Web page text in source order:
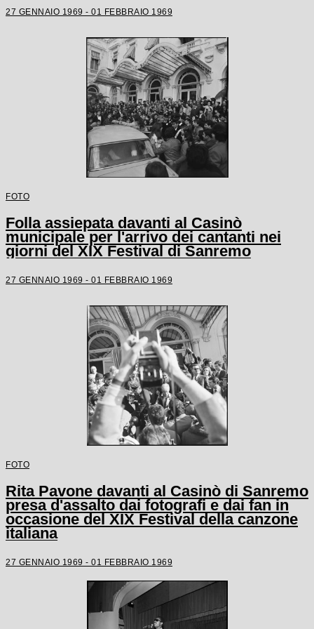
27 GENNAIO 1969 - 01 FEBBRAIO 1969
FOTO
Folla assiepata davanti al Casinò
municipale per l'arrivo dei cantanti nei
giorni del XIX Festival di Sanremo
27 GENNAIO 1969 - 01 FEBBRAIO 1969
FOTO
Rita Pavone davanti al Casinò di Sanremo
presa d'assalto dai fotografi e dai fan in
occasione del XIX Festival della canzone
italiana
27 GENNAIO 1969 - 01 FEBBRAIO 1969